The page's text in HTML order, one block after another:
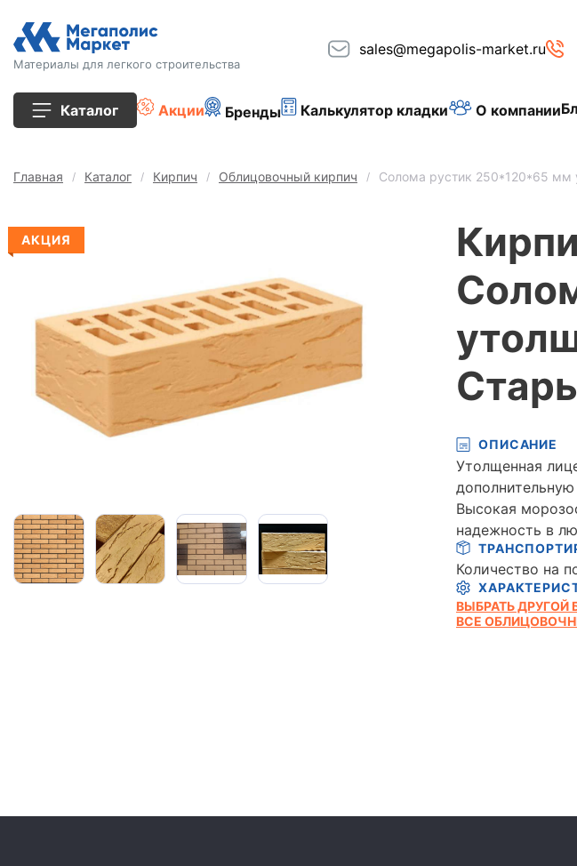
Материалы для легкого строительства
sales@megapolis-market.ru
Каталог
Кирпич
Плиты перекрытия
Сопутствующие товары
Тротуарная плитка
Сайдинг
Мягкая кровля
Акции Бренды Калькулятор кладки О компании
Главная Каталог Кирпич Облицовочный кирпич Солома рустик 250*120*65 мм
АКЦИЯ
ОПИСАНИЕ
Утолщенная
Высокая
надежность в
Количество на
ВЫБРАТЬ ДРУГОЙ
ВСЕ